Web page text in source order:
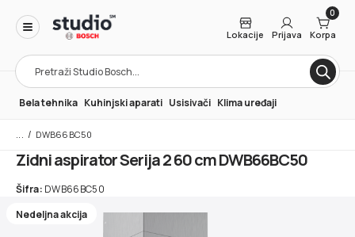
Products
search
Lokacije Prijava
0
Korpa
Bela tehnika Kuhinjski aparati Usisivači Klima uređaji
/ DWB66BC50
Zidni aspirator Serija 2 60 cm DWB66BC50
Šifra: DWB66BC50
Nedeljna akcija